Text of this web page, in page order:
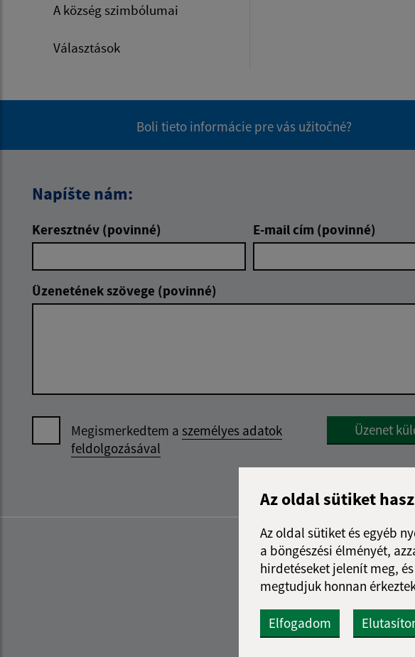
Az oldal sütiket
Az oldal sütiket és egyéb
a böngészési élményét,
hirdetéseket jelenít meg,
megtudjuk honnan
Elfogadom
A község szimbólumai
Választások
Boli tieto informácie pre vás užitočné?
Napíšte nám:
Keresztnév (povinné) E-mail cím (povinné)
Üzenetének szövege (povinné)
Megismerkedtem a személyes adatok
feldolgozásával
Google reCaptcha
Üzenet